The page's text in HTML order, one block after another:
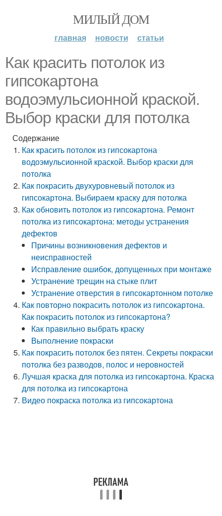
МИЛЫЙ ДОМ
главная новости статьи
Как красить потолок из
гипсокартона
водоэмульсионной краской.
Выбор краски для потолка
Содержание
Как красить потолок из гипсокартона
водоэмульсионной краской. Выбор краски для
потолка
Как покрасить двухуровневый потолок из
гипсокартона. Выбираем краску для потолка
Как обновить потолок из гипсокартона. Ремонт
потолка из гипсокартона: методы устранения
дефектов
Причины возникновения дефектов и
неисправностей
Исправление ошибок, допущенных при монтаже
Устранение трещин на стыке плит
Устранение отверстия в гипсокартонном потолке
Как повторно покрасить потолок из гипсокартона.
Как покрасить потолок из гипсокартона?
Как правильно выбрать краску
Выполнение покраски
Как покрасить потолок без пятен. Секреты покраски
потолка без разводов, полос и неровностей
Лучшая краска для потолка из гипсокартона. Краска
для потолка из гипсокартона
Видео покраска потолка из гипсокартона